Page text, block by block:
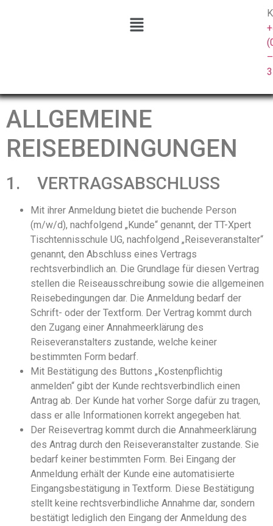
–
ALLGEMEINE
REISEBEDINGUNGEN
1. VERTRAGSABSCHLUSS
Mit ihrer Anmeldung bietet die buchende Person
(m/w/d), nachfolgend „Kunde“ genannt, der TT-Xpert
Tischtennisschule UG, nachfolgend „Reiseveranstalter“
genannt, den Abschluss eines Vertrags
rechtsverbindlich an. Die Grundlage für diesen Vertrag
stellen die Reiseausschreibung sowie die allgemeinen
Reisebedingungen dar. Die Anmeldung bedarf der
Schrift- oder der Textform. Der Vertrag kommt durch
den Zugang einer Annahmeerklärung des
Reiseveranstalters zustande, welche keiner
bestimmten Form bedarf.
Mit Bestätigung des Buttons „Kostenpflichtig
anmelden“ gibt der Kunde rechtsverbindlich einen
Antrag ab. Der Kunde hat vorher Sorge dafür zu tragen,
dass er alle Informationen korrekt angegeben hat.
Der Reisevertrag kommt durch die Annahmeerklärung
des Antrag durch den Reiseveranstalter zustande. Sie
bedarf keiner bestimmten Form. Bei Eingang der
Anmeldung erhält der Kunde eine automatisierte
Eingangsbestätigung in Textform. Diese Bestätigung
stellt keine rechtsverbindliche Annahme dar, sondern
bestätigt lediglich den Eingang der Anmeldung des